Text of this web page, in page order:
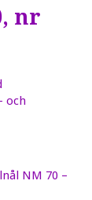
nr
och
NM 70 –